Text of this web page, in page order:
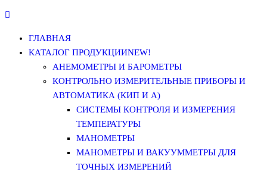
ГЛАВНАЯ
КАТАЛОГ ПРОДУКЦИИNEW!
АНЕМОМЕТРЫ И БАРОМЕТРЫ
КОНТРОЛЬНО ИЗМЕРИТЕЛЬНЫЕ ПРИБОРЫ И
АВТОМАТИКА (КИП И А)
СИСТЕМЫ КОНТРОЛЯ И ИЗМЕРЕНИЯ
ТЕМПЕРАТУРЫ
МАНОМЕТРЫ
МАНОМЕТРЫ И ВАКУУММЕТРЫ ДЛЯ
ТОЧНЫХ ИЗМЕРЕНИЙ